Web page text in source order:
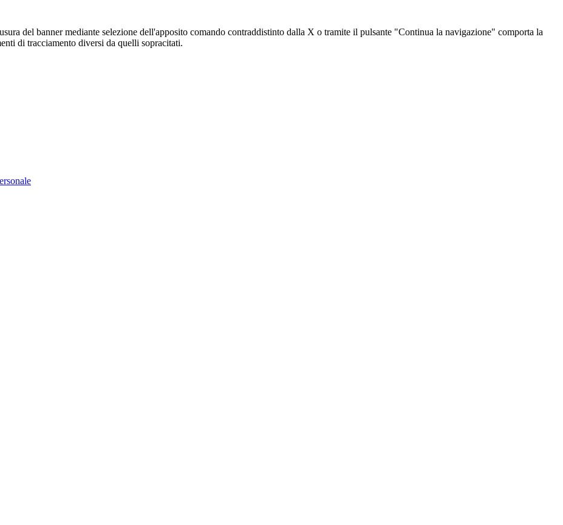
del banner mediante selezione dell'apposito comando contraddistinto dalla X o tramite il pulsante "Continua la navigazione" comporta la
di tracciamento diversi da quelli sopracitati.